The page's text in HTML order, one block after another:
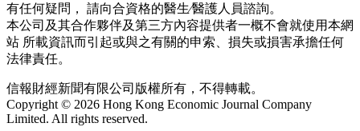
有任何疑問， 請向合資格的醫生∕醫護人員諮詢。
本公司及其合作夥伴及第三方內容提供者一概不會就使用本網
站 所載資訊而引起或與之有關的申索、損失或損害承擔任何
法律責任。
信報財經新聞有限公司版權所有，不得轉載。
Copyright © 2026 Hong Kong Economic Journal Company
Limited. All rights reserved.